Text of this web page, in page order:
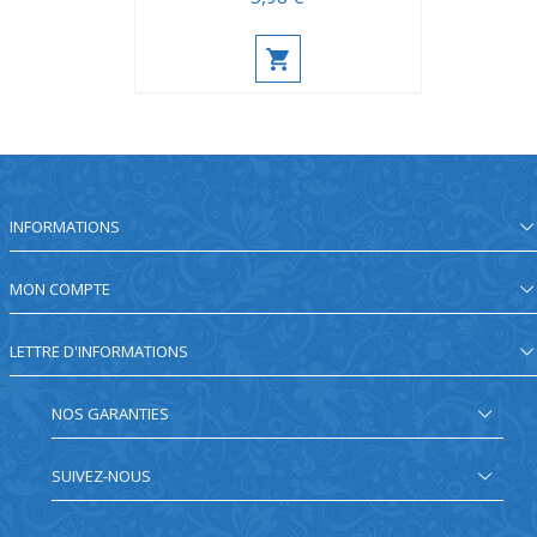
INFORMATIONS
MON COMPTE
LETTRE D'INFORMATIONS
NOS GARANTIES
SUIVEZ-NOUS